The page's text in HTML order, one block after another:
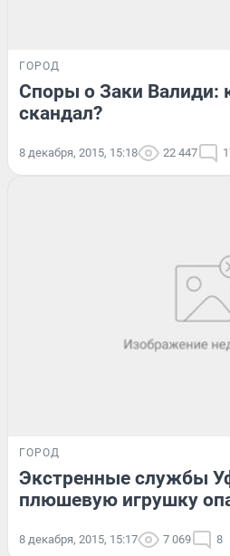
ГОРОД
Споры о Заки Валиди:
скандал?
8 декабря, 2015, 15:18 22 447
ГОРОД
Экстренные службы
плюшевую игрушку
8 декабря, 2015, 15:17 7 069 8